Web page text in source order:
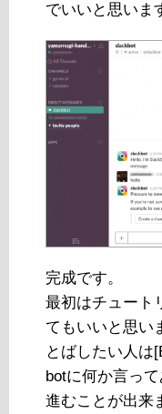
でいいと思いま
完成です。
最初はチュート
てもいいと思い
とばしたい人は
botに何か言っ
進むことが出来